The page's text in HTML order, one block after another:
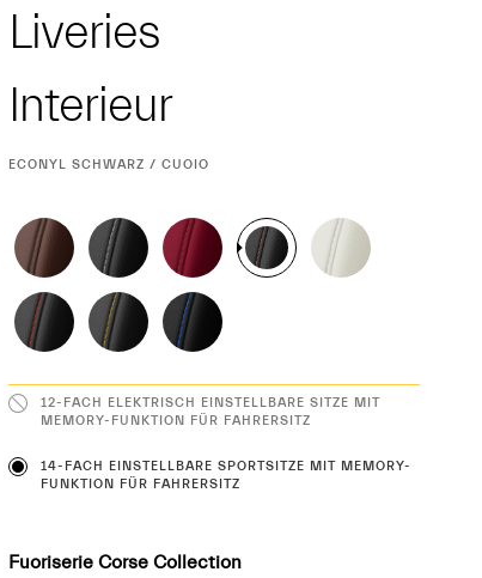
Liveries
Interieur
Interieur
CURRENT
ECONYL SCHWARZ / CUOIO
12-FACH ELEKTRISCH EINSTELLBARE SITZE MIT
MEMORY-FUNKTION FÜR FAHRERSITZ
14-FACH EINSTELLBARE SPORTSITZE MIT MEMORY-
FUNKTION FÜR FAHRERSITZ
Fuoriserie Corse Collection